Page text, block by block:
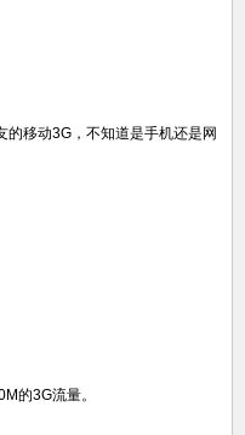
的移动3G，不知道是手机还是网
的3G流量。